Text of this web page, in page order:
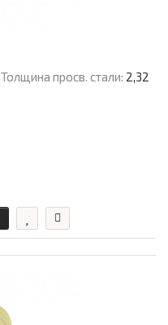
Толщина просв. стали: 2,32